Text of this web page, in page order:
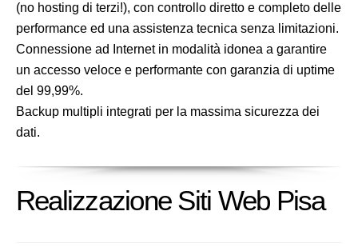
(no hosting di terzi!), con controllo diretto e completo delle
performance ed una assistenza tecnica senza limitazioni.
Connessione ad Internet in modalità idonea a garantire
un accesso veloce e performante con garanzia di uptime
del 99,99%.
Backup multipli integrati per la massima sicurezza dei
dati.
Realizzazione Siti Web Pisa